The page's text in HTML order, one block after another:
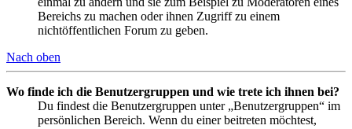
Bereichs zu machen oder ihnen Zugriff zu einem
nichtöffentlichen Forum zu geben.
Nach oben
Wo finde ich die Benutzergruppen und wie trete ich ihnen bei?
Du findest die Benutzergruppen unter „Benutzergruppen“ im
persönlichen Bereich. Wenn du einer beitreten möchtest,